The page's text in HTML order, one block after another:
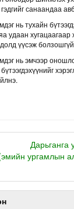
санаандаа
нь тухайн
удаан хугацаагаар
үүсэж
нь эмчээр
Дарьганга
ургамлын